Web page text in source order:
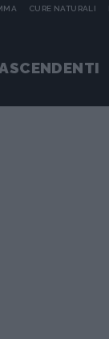
CURE NATURALI